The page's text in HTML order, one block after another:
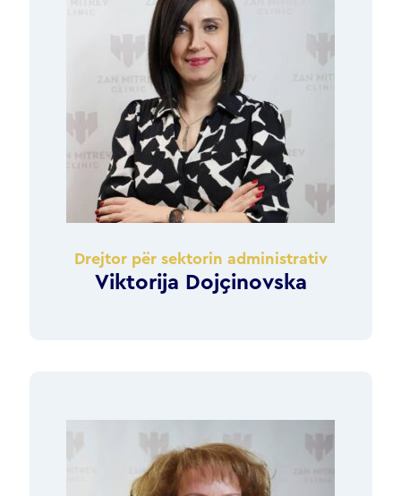
Drejtor për sektorin administrativ
Viktorija Dojçinovska